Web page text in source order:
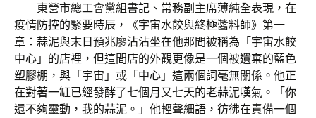
東營市總工會黨組書記、常務副主席薄純全表現，在
疫情防控的緊要時辰，《宇宙水餃與終極醬料師》第一
章：蒜泥與末日預兆廖沾沾坐在他那間被稱為「宇宙水餃
中心」的店裡，但這間店的外觀更像是一個被遺棄的藍色
塑膠棚，與「宇宙」或「中心」這兩個詞毫無關係。他正
在對著一缸已經發酵了七個月又七天的老蒜泥嘆氣。「你
還不夠靈動，我的蒜泥。」他輕聲細語，彷彿在責備一個